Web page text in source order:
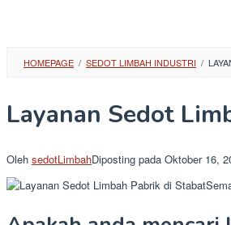
HOMEPAGE / SEDOT LIMBAH INDUSTRI /
Layanan Sedot
Oleh sedotLimbahDiposting pada Oktober 16,